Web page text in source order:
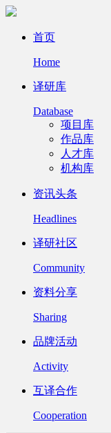
首页
Home
译研库
Database
项目库
作品库
人才库
机构库
资讯头条
Headlines
译研社区
Community
资料分享
Sharing
品牌活动
Activity
互译合作
Cooperation